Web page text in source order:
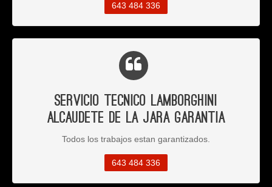
643 484 336
Servicio Tecnico Lamborghini
Alcaudete de la Jara Garantia
Todos los trabajos estan garantizados.
643 484 336